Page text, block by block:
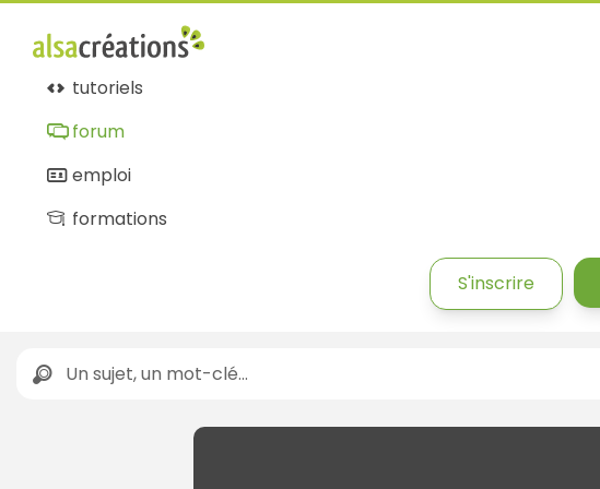
tutoriels
forum
emploi
formations
S'inscrire